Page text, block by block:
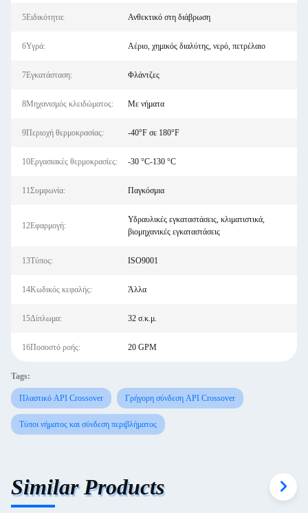
5Ειδικότητα: Ανθεκτικό στη διάβρωση
6Υγρά: Αέριο, χημικός διαλύτης, νερό, πετρέλαιο
7Εγκατάσταση: Φλάντζες
8Μηχανισμός κλειδώματος: Με νήματα
9Περιοχή θερμοκρασίας: -40°F σε 180°F
10Εργασιακές θερμοκρασίες: -30 °C-130 °C
11Συμφωνία: Παγκόσμια
12Εφαρμογή:
Υδραυλικές εγκαταστάσεις, κλιματιστικά,
βιομηχανικές εγκαταστάσεις
13Τύπος: ISO9001
14Κωδικός κεφαλής: Άλλα
15Δίπλωμα: 32 σ.κ.μ.
16Ποσοστό ροής: 20 GPM
Tags:
Πλαστικό API Crossover Γρήγορη σύνδεση API Crossover
Τύποι νήματος και σύνδεση περιβλήματος
Similar Products